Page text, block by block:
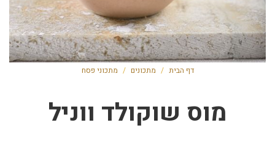
דף הבית / מתכונים / מתכוני פסח
מוס שוקולד ווניל